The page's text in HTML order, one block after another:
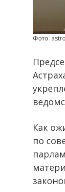
Фото:
Как
по